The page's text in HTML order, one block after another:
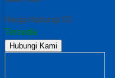
Harga Hubungi CS
Tersedia
Hubungi Kami